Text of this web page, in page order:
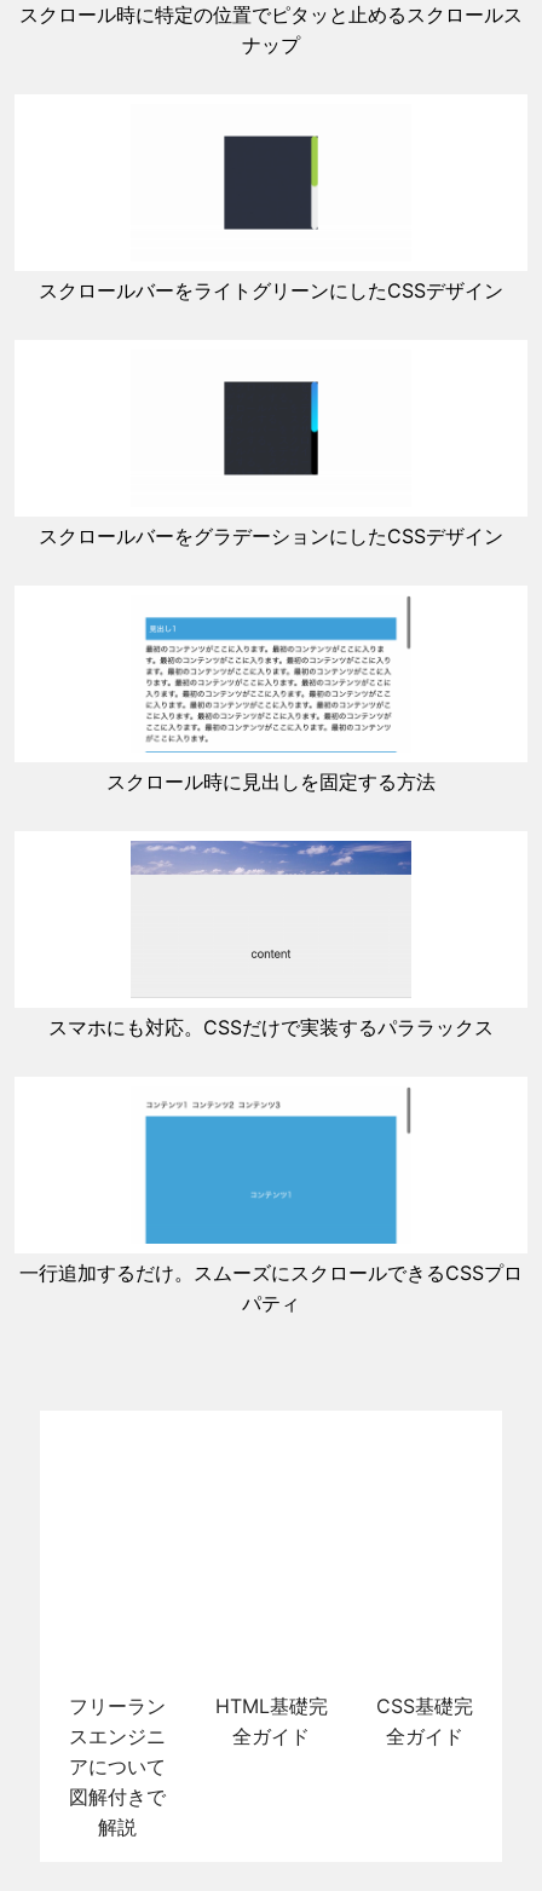
スクロール時に特定の位置でピタッと止めるスクロールス
ナップ
スクロールバーをライトグリーンにしたCSSデザイン
スクロールバーをグラデーションにしたCSSデザイン
スクロール時に見出しを固定する方法
スマホにも対応。CSSだけで実装するパララックス
一行追加するだけ。スムーズにスクロールできるCSSプロ
パティ
フリーラン
スエンジニ
アについて
図解付きで
解説
HTML基礎完
全ガイド
CSS基礎完
全ガイド